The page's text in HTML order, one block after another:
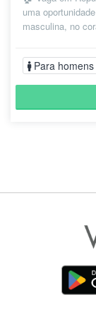
uma
masculina, no
Para homens